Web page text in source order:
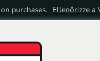
purchases. Ellenőrizze a